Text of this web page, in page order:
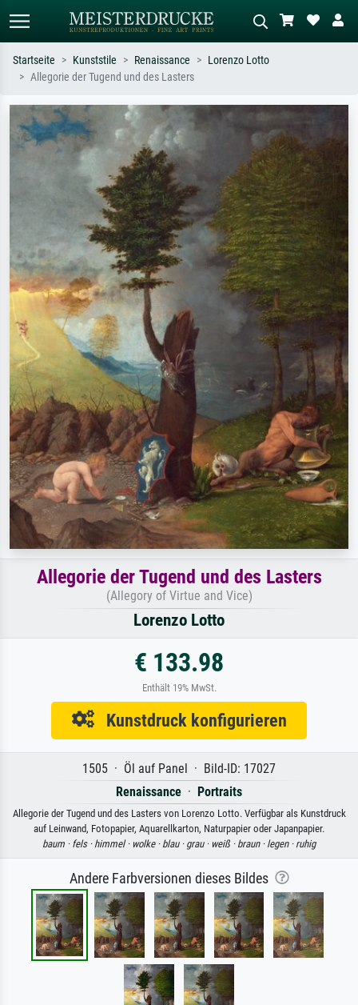
Suchen Sie nach Künstlern, Werktiteln
oder Stilen – z.B. Monet,
Sternennacht, Impressionismus, Welle
Hokusai, Akt.
Beschreiben Sie die Szene – z.B. Grüne
Wiese, Abstrakt mit viel Rot, Dunkles
Ölgemälde, Stehender Akt neben einem
Baum.
Startseite Kunststile Renaissance
Lorenzo Lotto
Allegorie der Tugend und des Lasters
Allegorie der Tugend und des Lasters
(Allegory of Virtue and Vice)
Lorenzo Lotto
€ 133.98
Enthält 19% MwSt.
Kunstdruck konfigurieren
1505 · Öl auf Panel · Bild-ID: 17027
Renaissance · Portraits
Allegorie der Tugend und des Lasters von Lorenzo Lotto. Verfügbar als Kunstdruck
auf Leinwand, Fotopapier, Aquarellkarton, Naturpapier oder Japanpapier.
baum · fels · himmel · wolke · blau · grau · weiß · braun · legen · ruhig
Andere Farbversionen dieses Bildes